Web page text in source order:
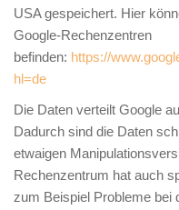
USA gespeichert. Hier
Google-Rechenzentren
befinden: https://
hl=de
Die Daten verteilt Google
Dadurch sind die Daten
etwaigen
Rechenzentrum hat auch
zum Beispiel Probleme bei